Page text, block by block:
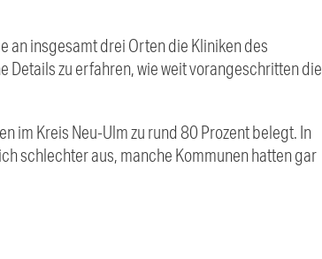
insgesamt drei Orten die Kliniken des
Details zu erfahren, wie weit vorangeschritten die
im Kreis Neu-Ulmzu rund 80 Prozent belegt. In
schlechter aus, manche Kommunen hatten gar